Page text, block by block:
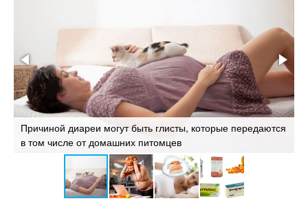
Причиной диареи могут быть глисты, которые передаются
в том числе от домашних питомцев